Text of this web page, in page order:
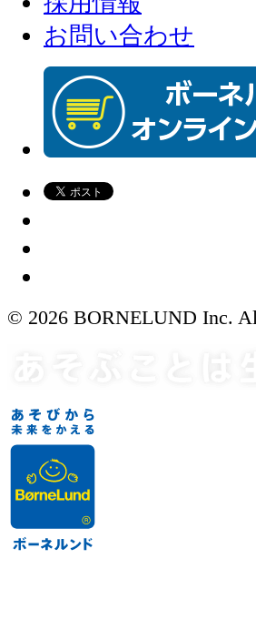
お問い合わせ
© 2026 BORNELUND Inc.